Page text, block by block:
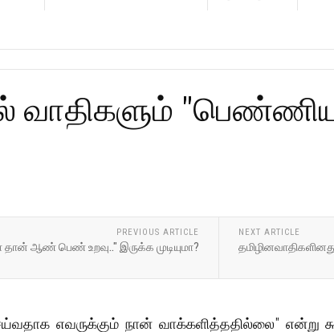
PREVIOUS ARTICLE
ஆண் பெண் உறவு.." இருக்க முடியுமா?
NEXT ARTICLE
எவருக்கும் நான் வாக்களித்ததில்லை"